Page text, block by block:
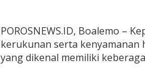
n
I
n
g
POROSNEWS.ID, Boalemo –
kerukunan serta kenyamanan
yang dikenal memiliki